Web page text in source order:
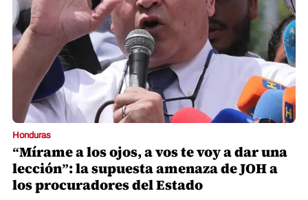
Honduras
“Mírame a los ojos, a vos te voy a dar una
lección”: la supuesta amenaza de JOH a
los procuradores del Estado